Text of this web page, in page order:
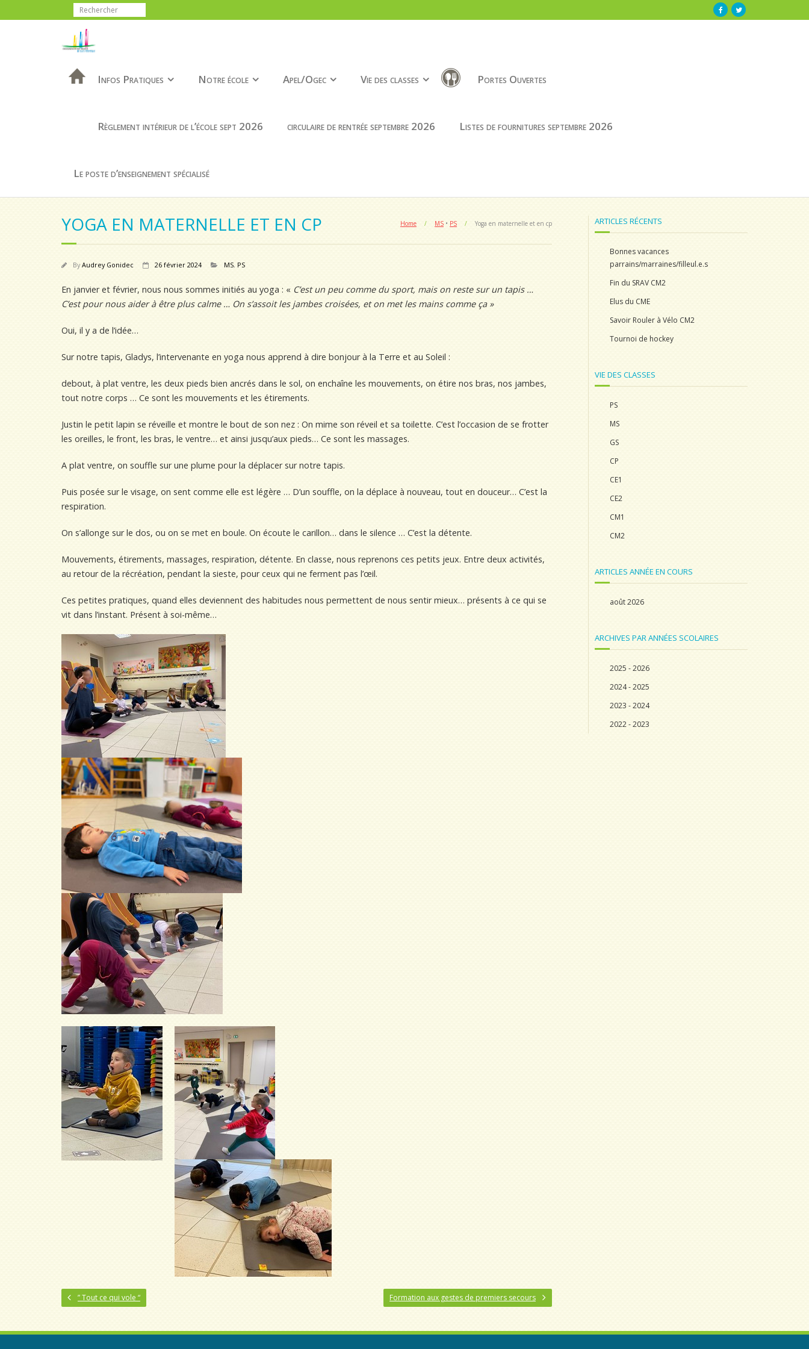
Infos Pratiques Notre école Apel/Ogec Vie des classes Portes Ouvertes
Règlement intérieur de l’école sept 2026 circulaire de rentrée septembre 2026 Listes de fournitures septembre 2026
Le poste d’enseignement spécialisé
YOGA EN MATERNELLE ET EN CP Home / MS • PS / Yoga en maternelle et en cp
ByAudrey Gonidec 26 février 2024 MS, PS
En janvier et février, nous nous sommes initiés au yoga : « C’est un peu comme du sport, mais on reste sur un tapis …
C’est pour nous aider à être plus calme … On s’assoit les jambes croisées, et on met les mains comme ça »
Oui, il y a de l’idée…
Sur notre tapis, Gladys, l’intervenante en yoga nous apprend à dire bonjour à la Terre et au Soleil :
debout, à plat ventre, les deux pieds bien ancrés dans le sol, on enchaîne les mouvements, on étire nos bras, nos jambes,
tout notre corps … Ce sont les mouvements et les étirements.
Justin le petit lapin se réveille et montre le bout de son nez : On mime son réveil et sa toilette. C’est l’occasion de se frotter
les oreilles, le front, les bras, le ventre… et ainsi jusqu’aux pieds… Ce sont les massages.
A plat ventre, on souffle sur une plume pour la déplacer sur notre tapis.
Puis posée sur le visage, on sent comme elle est légère … D’un souffle, on la déplace à nouveau, tout en douceur… C’est la
respiration.
On s’allonge sur le dos, ou on se met en boule. On écoute le carillon… dans le silence … C’est la détente.
Mouvements, étirements, massages, respiration, détente. En classe, nous reprenons ces petits jeux. Entre deux activités,
au retour de la récréation, pendant la sieste, pour ceux qui ne ferment pas l’œil.
Ces petites pratiques, quand elles deviennent des habitudes nous permettent de nous sentir mieux… présents à ce qui se
vit dans l’instant. Présent à soi-même…
” Tout ce qui vole “ Formation aux gestes de premiers secours
ARTICLES RÉCENTS
Bonnes vacances
parrains/marraines/filleul.e.s
Fin du SRAV CM2
Elus du CME
Savoir Rouler à Vélo CM2
Tournoi de hockey
VIE DES CLASSES
PS
MS
GS
CP
CE1
CE2
CM1
CM2
ARTICLES ANNÉE EN COURS
août 2026
ARCHIVES PAR ANNÉES SCOLAIRES
2025 - 2026
2024 - 2025
2023 - 2024
2022 - 2023